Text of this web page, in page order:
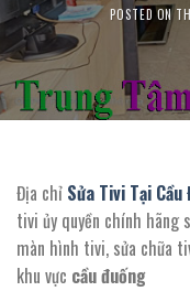
POSTED ON
Địa chỉ Sửa Tivi Tại Cầu
tivi ủy quyền chính hãng
màn hình tivi, sửa chữa
khu vực cầu đuống